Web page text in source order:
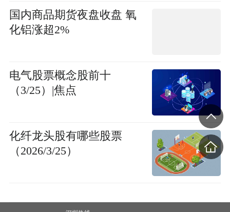
国内商品期货夜盘收盘 氧
化铝涨超2%
电气股票概念股前十
（3/25）|焦点
化纤龙头股有哪些股票
（2026/3/25）